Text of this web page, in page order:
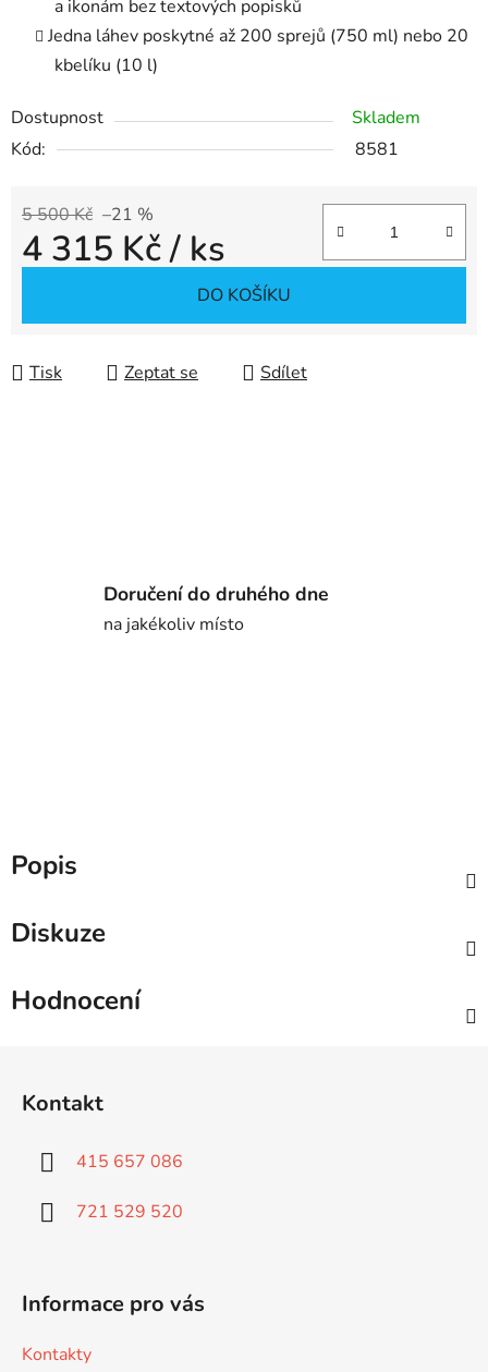
a ikonám bez textových popisků
Jedna láhev poskytné až 200 sprejů (750 ml) nebo 20
kbelíku (10 l)
Dostupnost
Skladem
Kód:
8581
5 500 Kč –21 %
4 315 Kč/ ks
DO KOŠÍKU
Tisk Zeptat se Sdílet
Doručení do druhého dne
na jakékoliv místo
Popis
Diskuze
Hodnocení
Kontakt
415 657 086
721 529 520
Informace pro vás
Kontakty